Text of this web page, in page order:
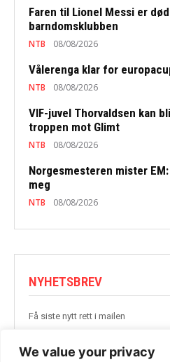
We value your privacy
Faren til Lionel Messi er
barndomsklubben
NTB 08/08/2026
Vålerenga klar for
NTB 08/08/2026
VIF-juvel Thorvaldsen kan
troppen mot Glimt
NTB 08/08/2026
Norgesmesteren mister
meg
NTB 08/08/2026
NYHETSBREV
Få siste nytt rett i mailen